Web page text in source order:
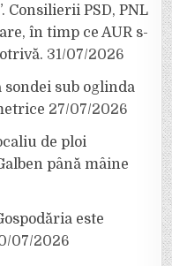
Consilierii PSD, PNL
în timp ce AUR s-
31/07/2026
sub oglinda
27/07/2026
de ploi
până mâine
este
07/2026